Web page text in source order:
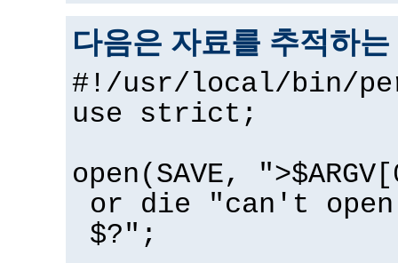
다음은 자료를 추적하
#!/usr/local/bin/
use strict;
open(SAVE,
or die "can't open
$?";